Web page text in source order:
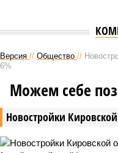
Версия // Общество //
6%
Новостройки
Можем себе